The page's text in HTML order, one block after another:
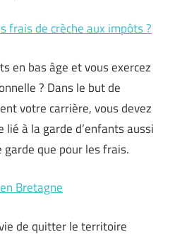
frais de crèche aux impôts ?
en bas âge et vous exercez
? Dans le but de
votre carrière, vous devez
lié à la garde d’enfants aussi
que pour les frais.
Bretagne
de quitter le territoire